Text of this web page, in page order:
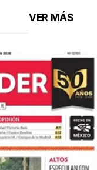
VER MÁS